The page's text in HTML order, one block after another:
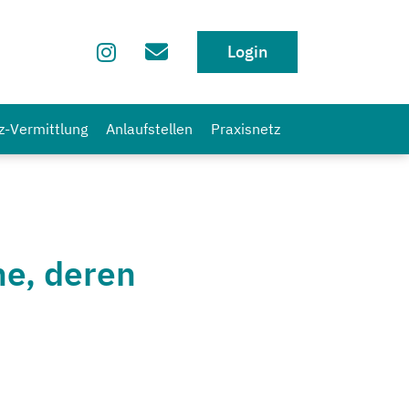
Login
Vermittlung Anlaufstellen Praxisnetz
deren